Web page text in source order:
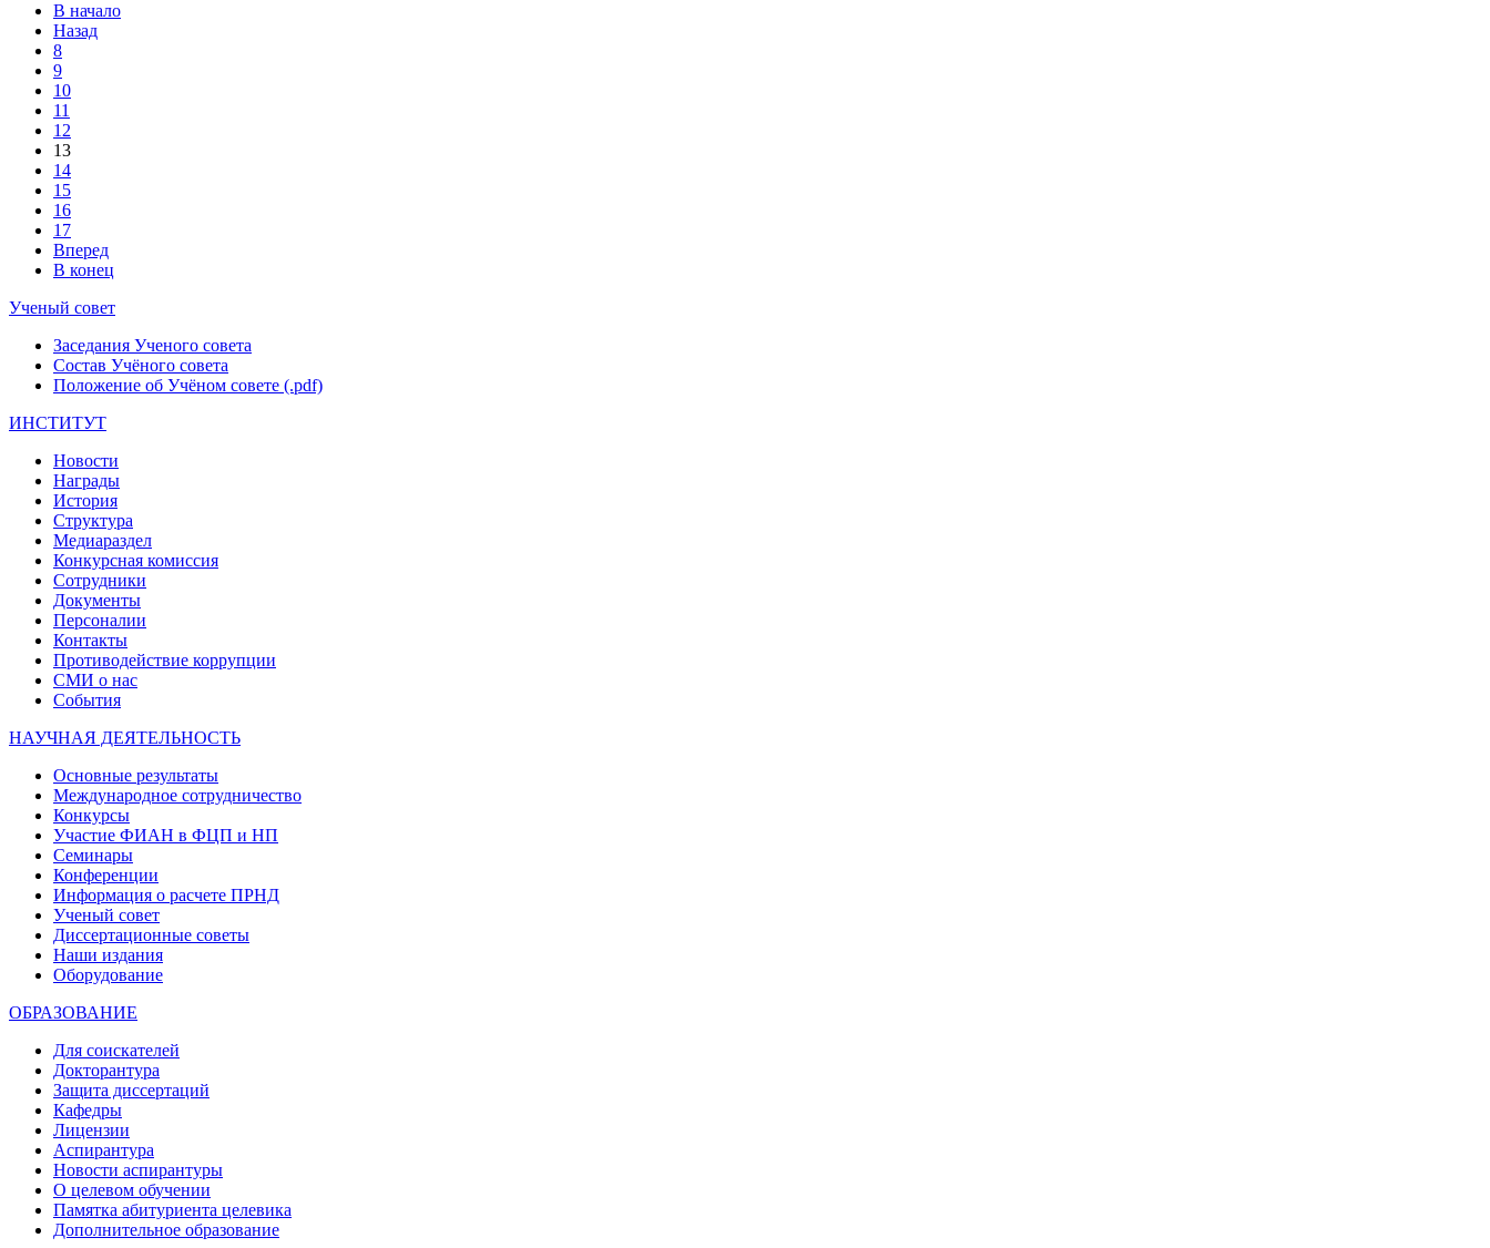
В начало
Назад
8
9
10
11
12
13
14
15
16
17
Вперед
В конец
Ученый совет
Заседания Ученого совета
Состав Учёного совета
Положение об Учёном совете (.pdf)
ИНСТИТУТ
Новости
Награды
История
Структура
Медиараздел
Конкурсная комиссия
Сотрудники
Документы
Персоналии
Контакты
Противодействие коррупции
СМИ о нас
События
НАУЧНАЯ ДЕЯТЕЛЬНОСТЬ
Основные результаты
Международное сотрудничество
Конкурсы
Участие ФИАН в ФЦП и НП
Семинары
Конференции
Информация о расчете ПРНД
Ученый совет
Диссертационные советы
Наши издания
Оборудование
ОБРАЗОВАНИЕ
Для соискателей
Докторантура
Защита диссертаций
Кафедры
Лицензии
Аспирантура
Новости аспирантуры
О целевом обучении
Памятка абитуриента целевика
Дополнительное образование